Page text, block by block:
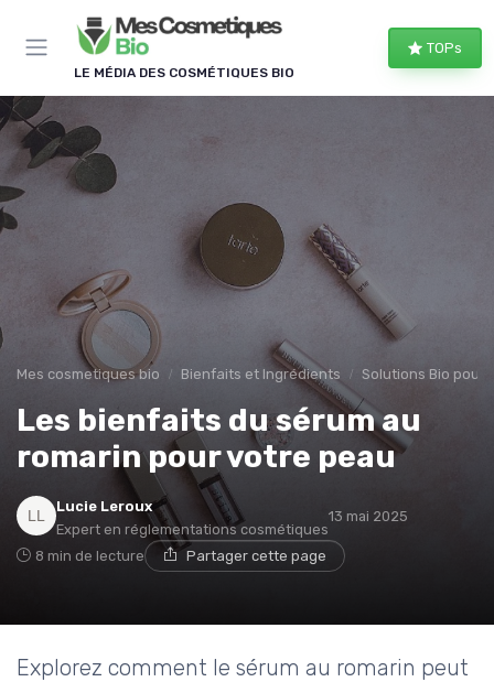
LE MÉDIA DES COSMÉTIQUES BIO
TOPs
Mes cosmetiques bio Bienfaits et Ingrédients Solutions Bio pour
Les bienfaits du sérum au
romarin pour votre peau
Lucie Leroux
Expert en réglementations cosmétiques
13 mai 2025
8 min de lecture Partager cette page
Explorez comment le sérum au romarin peut
Panneau de gestion des cookies